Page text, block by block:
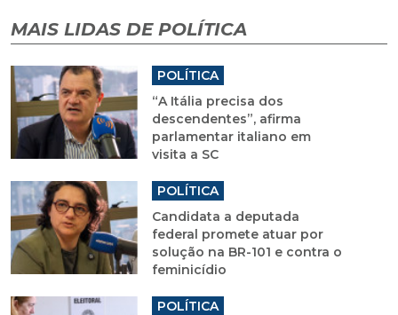
MAIS LIDAS DE POLÍTICA
POLÍTICA
“A Itália precisa dos
descendentes”, afirma
parlamentar italiano em
visita a SC
POLÍTICA
Candidata a deputada
federal promete atuar por
solução na BR-101 e contra o
feminicídio
POLÍTICA